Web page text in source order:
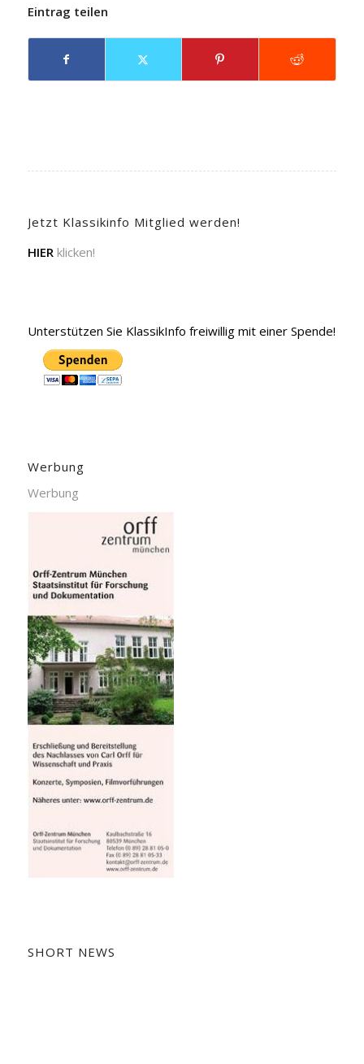
Eintrag teilen
Jetzt Klassikinfo Mitglied werden!
HIER klicken!
Unterstützen Sie KlassikInfo freiwillig mit einer Spende!
Werbung
Werbung
SHORT NEWS